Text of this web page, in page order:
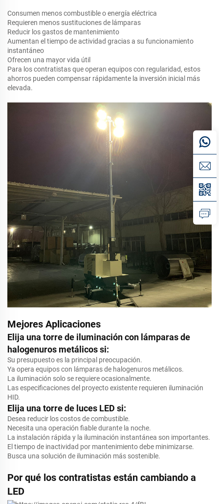
Consumen menos combustible o energía eléctrica
Requieren menos sustituciones de lámparas
Reducir los gastos de mantenimiento
Aumentan el tiempo de actividad gracias a su funcionamiento
instantáneo
Ofrecen una mayor vida útil
Para los contratistas que operan equipos con regularidad, estos
ahorros pueden compensar rápidamente la inversión inicial más
elevada.
Mejores Aplicaciones
Elija una torre de iluminación con lámparas de
halogenuros metálicos si:
Su presupuesto es la principal preocupación.
Ya opera equipos con lámparas de halogenuros metálicos.
La iluminación solo se requiere ocasionalmente.
Las especificaciones del proyecto existente requieren iluminación
HID.
Elija una torre de luces LED si:
Desea reducir los costos de combustible.
Necesita una operación fiable durante la noche.
La instalación rápida y la iluminación instantánea son importantes.
El tiempo de inactividad por mantenimiento debe minimizarse.
Busca una solución de iluminación más sostenible.
Por qué los contratistas están cambiando a
LED